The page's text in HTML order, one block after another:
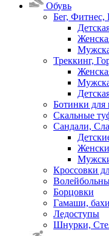
Обувь
Бег, Фитнес,
Треккинг,
Ботинки для
Скальные
Сандали,
Кроссовки
Борцовки
Гамаши,
Ледоступы
Шнурки,